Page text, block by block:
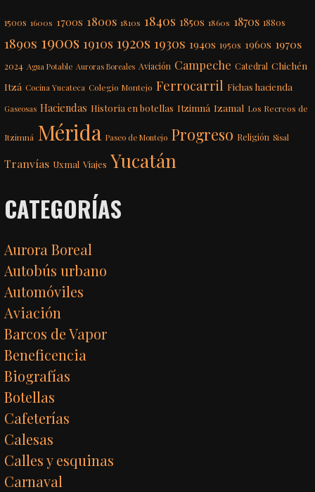
1500s 1600s 1700s 1800s 1810s 1840s 1850s 1860s 1870s 1880s
1890s 1900s 1910s 1920s 1930s 1940s 1950s 1960s 1970s
2024 Agua Potable Auroras Boreales Aviación Campeche Catedral Chichén
Itzá Cocina Yucateca Colegio Montejo Ferrocarril Fichas hacienda
Gaseosas Haciendas Historia en botellas Itzimná Izamal Los Recreos de
Itzimná Mérida Paseo de Montejo Progreso Religión Sisal
Tranvías Uxmal Viajes Yucatán
CATEGORÍAS
Aurora Boreal
Autobús urbano
Automóviles
Aviación
Barcos de Vapor
Beneficencia
Biografías
Botellas
Cafeterías
Calesas
Calles y esquinas
Carnaval